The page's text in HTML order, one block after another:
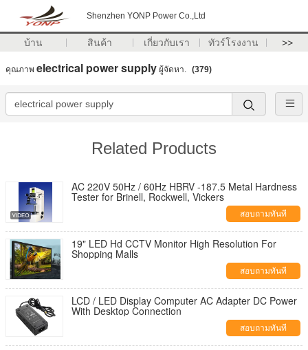
Shenzhen YONP Power Co.,Ltd
บ้าน สินค้า เกี่ยวกับเรา ทัวร์โรงงาน >>
คุณภาพ electrical power supply ผู้จัดหา. (379)
Related Products
AC 220V 50Hz / 60Hz HBRV -187.5 Metal Hardness
Tester for Brinell, Rockwell, Vickers
สอบถามทันที
19" LED Hd CCTV Monitor High Resolution For
Shopping Malls
สอบถามทันที
LCD / LED Display Computer AC Adapter DC Power
With Desktop Connection
สอบถามทันที